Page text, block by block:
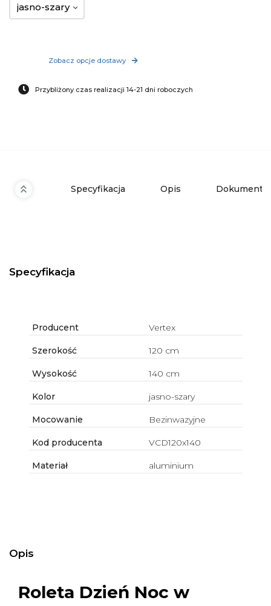
jasno-szary
Zobacz opcje dostawy
Przybliżony czas realizacji 14-21 dni roboczych
Specyfikacja Opis Dokumenty
Specyfikacja
Producent Vertex
Szerokość 120 cm
Wysokość 140 cm
Kolor jasno-szary
Mocowanie Bezinwazyjne
Kod producenta VCD120x140
Materiał aluminium
Opis
Roleta Dzień Noc w